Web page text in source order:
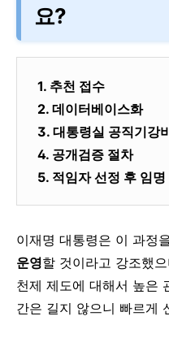
요?
1. 추천 접수
2. 데이터베이스화
3. 대통령실 공직기강
4. 공개검증 절차
5. 적임자 선정 후 임명
이재명 대통령은 이 과정
운영할 것이라고 강조했
천제 제도에 대해서 높은
간은 길지 않으니 빠르게